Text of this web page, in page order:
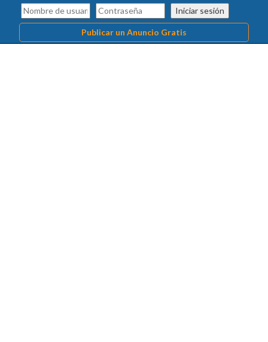
Iniciar sesión
Publicar un Anuncio Gratis